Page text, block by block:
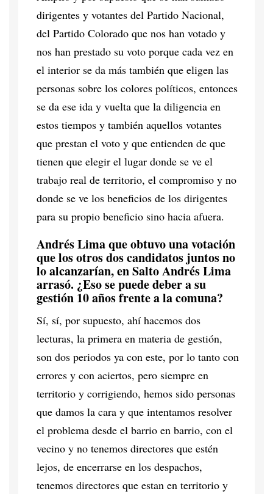
dirigentes y votantes del Partido Nacional,
del Partido Colorado que nos han votado y
nos han prestado su voto porque cada vez en
el interior se da más también que eligen las
personas sobre los colores políticos, entonces
se da ese ida y vuelta que la diligencia en
estos tiempos y también aquellos votantes
que prestan el voto y que entienden de que
tienen que elegir el lugar donde se ve el
trabajo real de territorio, el compromiso y no
donde se ve los beneficios de los dirigentes
para su propio beneficio sino hacia afuera.
Andrés Lima que obtuvo una votación
que los otros dos candidatos juntos no
lo alcanzarían, en Salto Andrés Lima
arrasó. ¿Eso se puede deber a su
gestión 10 años frente a la comuna?
Sí, sí, por supuesto, ahí hacemos dos
lecturas, la primera en materia de gestión,
son dos periodos ya con este, por lo tanto con
errores y con aciertos, pero siempre en
territorio y corrigiendo, hemos sido personas
que damos la cara y que intentamos resolver
el problema desde el barrio en barrio, con el
vecino y no tenemos directores que estén
lejos, de encerrarse en los despachos,
tenemos directores que estan en territorio y